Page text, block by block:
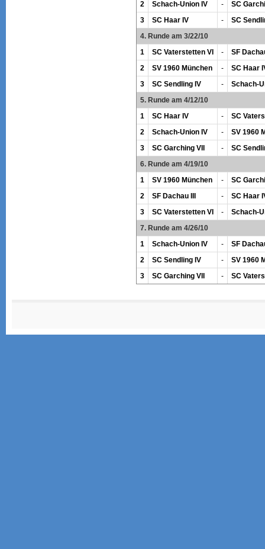
2
Schach-Union IV -
SC
3
SC Haar IV -
SC
4. Runde am 3/22/10
1
SC Vaterstetten VI -
SF
2
SV 1960 München -
SC Haar
3
SC Sendling IV -
Schach-
5. Runde am 4/12/10
1
SC Haar IV -
SC
2
Schach-Union IV -
SV 1960
3
SC Garching VII -
SC
6. Runde am 4/19/10
1
SV 1960 München -
SC
2
SF Dachau III -
SC Haar
3
SC Vaterstetten VI -
Schach-
7. Runde am 4/26/10
1
Schach-Union IV -
SF
2
SC Sendling IV -
SV 1960
3
SC Garching VII - SC